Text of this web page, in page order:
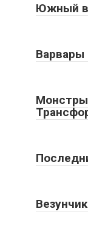
Южный
Варвары
Монстры